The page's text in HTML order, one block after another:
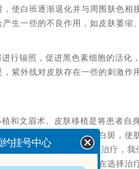
使白班逐渐退化并与周围肤色相
生一些的不良作用，如皮肤萎缩
行辐照，促进黑色素细胞的活化
紫外线对皮肤存在一些的刺激作
和文眉术。皮肤移植是将患者自
纹上黑色素，用以掩盖白斑，使
说，对于脸上白点癫风的治疗，
治疗方法也不同。患者在选择治
挂号中心